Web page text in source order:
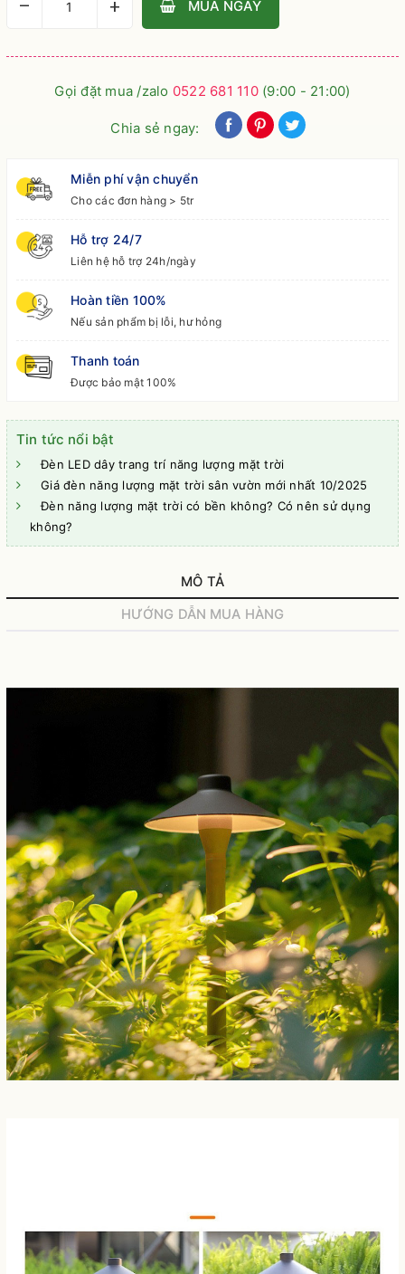
– + MUA NGAY
Gọi đặt mua /zalo 0522 681 110(9:00 - 21:00)
Chia sẻ ngay:
Miễn phí vận chuyển
Cho các đơn hàng > 5tr
Hỗ trợ 24/7
Liên hệ hỗ trợ 24h/ngày
Hoàn tiền 100%
Nếu sản phẩm bị lỗi, hư hỏng
Thanh toán
Được bảo mật 100%
Tin tức nổi bật
Đèn LED dây trang trí năng lượng mặt trời
Giá đèn năng lượng mặt trời sân vườn mới nhất 10/2025
Đèn năng lượng mặt trời có bền không? Có nên sử dụng
không?
MÔ TẢ
HƯỚNG DẪN MUA HÀNG